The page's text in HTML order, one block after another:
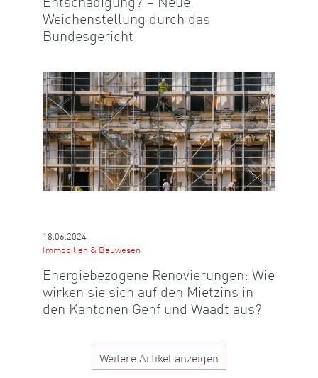
Weichenstellung durch das
Bundesgericht
18.06.2024
Immobilien & Bauwesen
Energiebezogene Renovierungen: Wie
wirken sie sich auf den Mietzins in
den Kantonen Genf und Waadt aus?
Weitere Artikel anzeigen